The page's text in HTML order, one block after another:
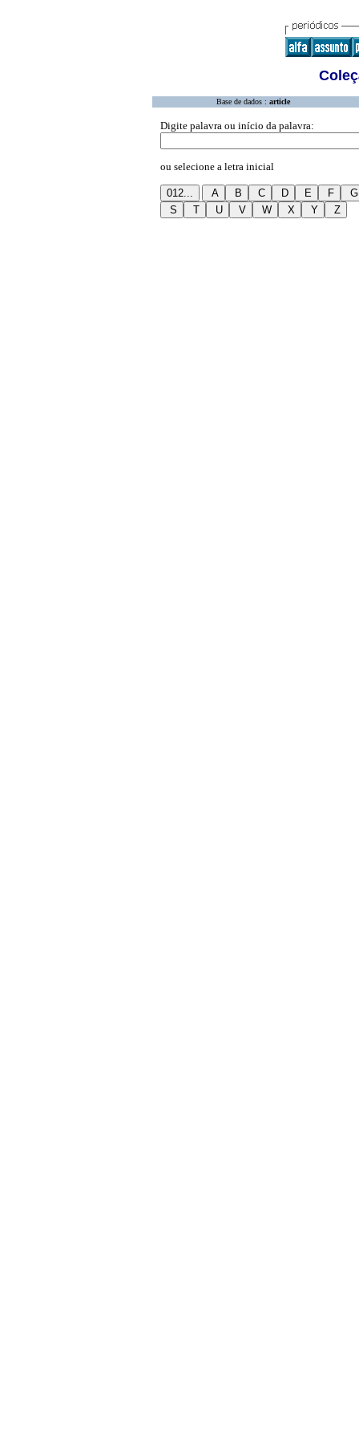
Base de dados : article
Digite palavra ou início da palavra:
ou selecione a letra inicial